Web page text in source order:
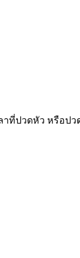
าที่ปวดหัว หรือ